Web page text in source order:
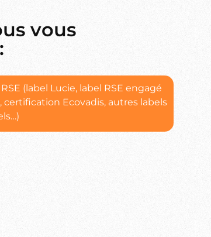
vous
(label Lucie, label RSE engagé
certification Ecovadis, autres labels